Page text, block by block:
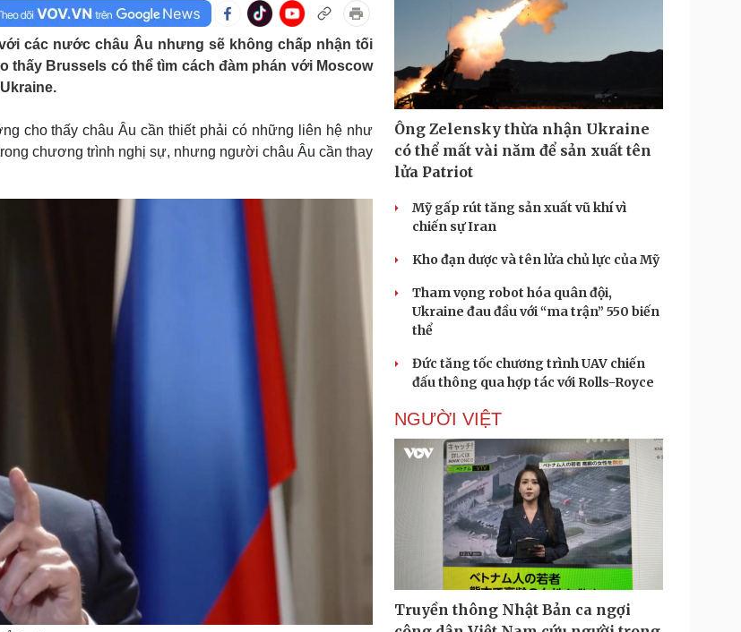
thi đấu bóng đá
giới thể thao
Ô tô - Xe máy
Xe máy
Tư vấn
Doanh nghiệp
Thông tin doanh nghiệp
Doanh nghiệp 24h
Doanh nhân
Vì cộng đồng
Công nghệ
Sành điệu
Chuyển đổi số
khấu - Điện ảnh
Giải trí
Nghệ sĩ
Sao Việt
Du lịch
Tư vấn
check-in
Podcast
Cửa sổ tình yêu
Kể chuyện cho bé
các nước châu Âu nhưng sẽ không chấp nhận tối
thấy Brussels có thể tìm cách đàm phán với Moscow
cho thấy châu Âu cần thiết phải có những liên hệ như
chương trình nghị sự, nhưng người châu Âu cần thay
Ông Zelensky thừa nhận Ukraine
có thể mất vài năm để sản xuất tên
lửa Patriot
Mỹ gấp rút tăng sản xuất vũ khí vì
chiến sự Iran
Kho đạn dược và tên lửa chủ lực của Mỹ
Tham vọng robot hóa quân đội,
Ukraine đau đầu với “ma trận” 550 biến
thể
Đức tăng tốc chương trình UAV chiến
đấu thông qua hợp tác với Rolls-Royce
NGƯỜI VIỆT
Truyền thông Nhật Bản ca ngợi